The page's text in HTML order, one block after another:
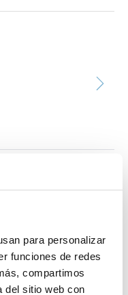
para personalizar
funciones de redes
compartimos
del sitio web con
alta resolución con alta